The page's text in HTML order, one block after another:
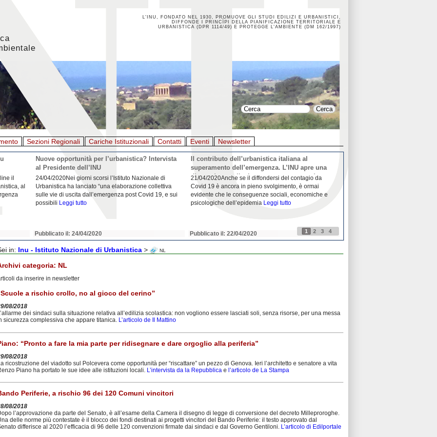
L'INU, FONDATO NEL 1930, PROMUOVE GLI STUDI EDILIZI E URBANISTICI,
DIFFONDE I PRINCÌPI DELLA PIANIFICAZIONE TERRITORIALE E
URBANISTICA (DPR 1114/49) E PROTEGGE L'AMBIENTE (DM 162/1997)
Sezioni Regionali Cariche Istituzionali Contatti Eventi Newsletter
Inu e
e
della
La rigenerazione ha bisogno dell'urbanistica
21/04/2020Urbanistica e rigenerazione urbana: una
riflessione da parte del segretario dell'Inu Francesco
Domenico Moccia. L'intervento da il Giornale
dell'architetturaLeggi tutto
Pubblicato il: 22/04/2020
Ad 1 metro di distanza
23/04/2020L'Associazione Biennale dello spazio
pubblico lancia una riflessione condivisa sullo Spazio
pubblico e sul futuro delle città. La scadenza per
partecipare è il 15Leggi tutto
Pubblicato il: 21/04/2020 1 2 3 4
in: Inu - Istituto Nazionale di Urbanistica > NL
categoria: NL
da inserire in newsletter
a rischio crollo, no al gioco del cerino”
08/2018
dei sindaci sulla situazione relativa all’edilizia scolastica: non vogliono essere lasciati soli, senza risorse, per una messa
sicurezza complessiva che appare titanica. L’articolo de Il Mattino
“Pronto a fare la mia parte per ridisegnare e dare orgoglio alla periferia”
08/2018
ricostruzione del viadotto sul Polcevera come opportunità per “riscattare” un pezzo di Genova. Ieri l’architetto e senatore a vita
Piano ha portato le sue idee alle istituzioni locali. L’intervista da la Repubblica e l’articolo de La Stampa
Periferie, a rischio 96 dei 120 Comuni vincitori
08/2018
l’approvazione da parte del Senato, è all’esame della Camera il disegno di legge di conversione del decreto Milleproroghe.
delle norme più contestate è il blocco dei fondi destinati ai progetti vincitori del Bando Periferie: il testo approvato dal
differisce al 2020 l’efficacia di 96 delle 120 convenzioni firmate dai sindaci e dal Governo Gentiloni. L’articolo di Edilportale